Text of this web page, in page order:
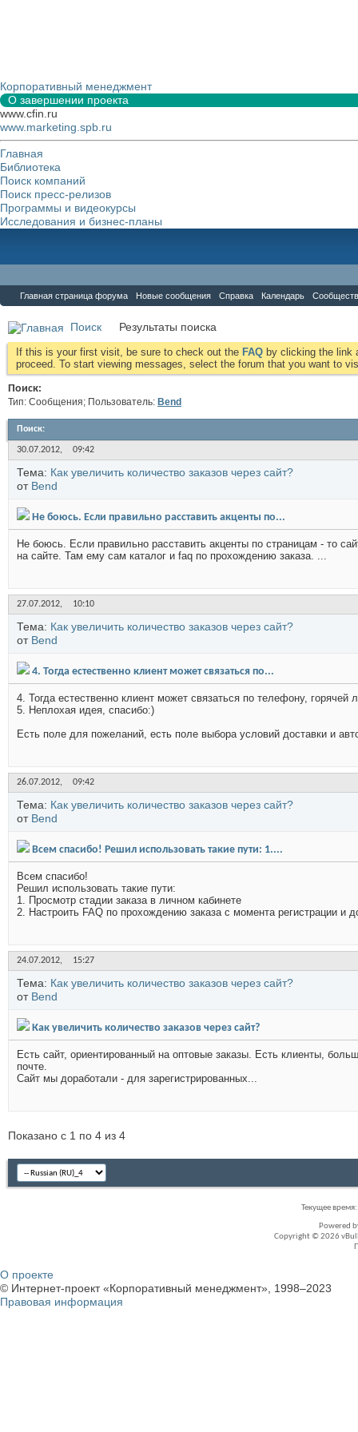
Корпоративный менеджмент
О завершении проекта
www.cfin.ru
www.marketing.spb.ru
Главная
Библиотека
Поиск компаний
Поиск пресс-релизов
Программы и видеокурсы
Исследования и бизнес-планы
Главная страница форума Новые сообщения Справка Календарь
Поиск Результаты поиска
If this is your first visit, be sure to check out the FAQ by clicking the link
proceed. To start viewing messages, select the forum that you want to
Поиск:
Тип: Сообщения; Пользователь: Bend
Поиск:
30.07.2012, 09:42
Тема: Как увеличить количество заказов через сайт?
от Bend
Не боюсь. Если правильно расставить акценты по...
Не боюсь. Если правильно расставить акценты по страницам - то
на сайте. Там ему сам каталог и faq по прохождению заказа. ...
27.07.2012, 10:10
Тема: Как увеличить количество заказов через сайт?
от Bend
4. Тогда естественно клиент может связаться по...
4. Тогда естественно клиент может связаться по телефону, горячей
5. Неплохая идея, спасибо:)
Есть поле для пожеланий, есть поле выбора условий доставки и
26.07.2012, 09:42
Тема: Как увеличить количество заказов через сайт?
от Bend
Всем спасибо! Решил использовать такие пути: 1....
Всем спасибо!
Решил использовать такие пути:
1. Просмотр стадии заказа в личном кабинете
2. Настроить FAQ по прохождению заказа с момента регистрации и
24.07.2012, 15:27
Тема: Как увеличить количество заказов через сайт?
от Bend
Как увеличить количество заказов через сайт?
Есть сайт, ориентированный на оптовые заказы. Есть клиенты,
почте.
Сайт мы доработали - для зарегистрированных...
Показано с 1 по 4 из 4
Текущее время:
Powered
Copyright © 2026
О проекте
© Интернет-проект «Корпоративный менеджмент», 1998–2023
Правовая информация